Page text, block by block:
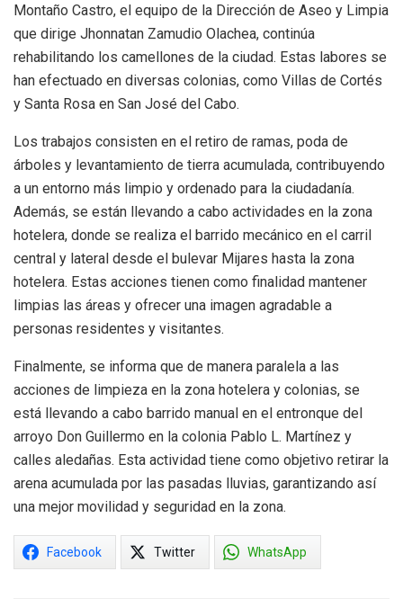
Montaño Castro, el equipo de la Dirección de Aseo y Limpia
que dirige Jhonnatan Zamudio Olachea, continúa
rehabilitando los camellones de la ciudad. Estas labores se
han efectuado en diversas colonias, como Villas de Cortés
y Santa Rosa en San José del Cabo.
Los trabajos consisten en el retiro de ramas, poda de
árboles y levantamiento de tierra acumulada, contribuyendo
a un entorno más limpio y ordenado para la ciudadanía.
Además, se están llevando a cabo actividades en la zona
hotelera, donde se realiza el barrido mecánico en el carril
central y lateral desde el bulevar Mijares hasta la zona
hotelera. Estas acciones tienen como finalidad mantener
limpias las áreas y ofrecer una imagen agradable a
personas residentes y visitantes.
Finalmente, se informa que de manera paralela a las
acciones de limpieza en la zona hotelera y colonias, se
está llevando a cabo barrido manual en el entronque del
arroyo Don Guillermo en la colonia Pablo L. Martínez y
calles aledañas. Esta actividad tiene como objetivo retirar la
arena acumulada por las pasadas lluvias, garantizando así
una mejor movilidad y seguridad en la zona.
Facebook Twitter WhatsApp